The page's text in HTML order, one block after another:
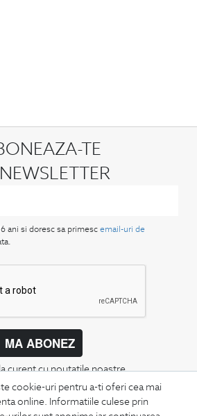
cookie-uri pentru a-ti oferi cea mai
online. Informatiile culese prin
TE
ani si doresc sa primesc email-uri de
MA ABONEZ
curent cu noutatile noastre,
si trenduri in moda masculina.